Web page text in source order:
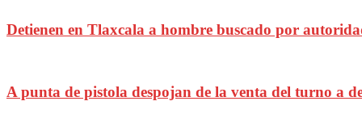
Detienen en Tlaxcala a hombre buscado por
A punta de pistola despojan de la venta del turno a